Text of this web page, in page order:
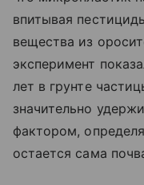
впитывая
вещества из
эксперимент
лет в грунте
значительно
фактором,
остается сама